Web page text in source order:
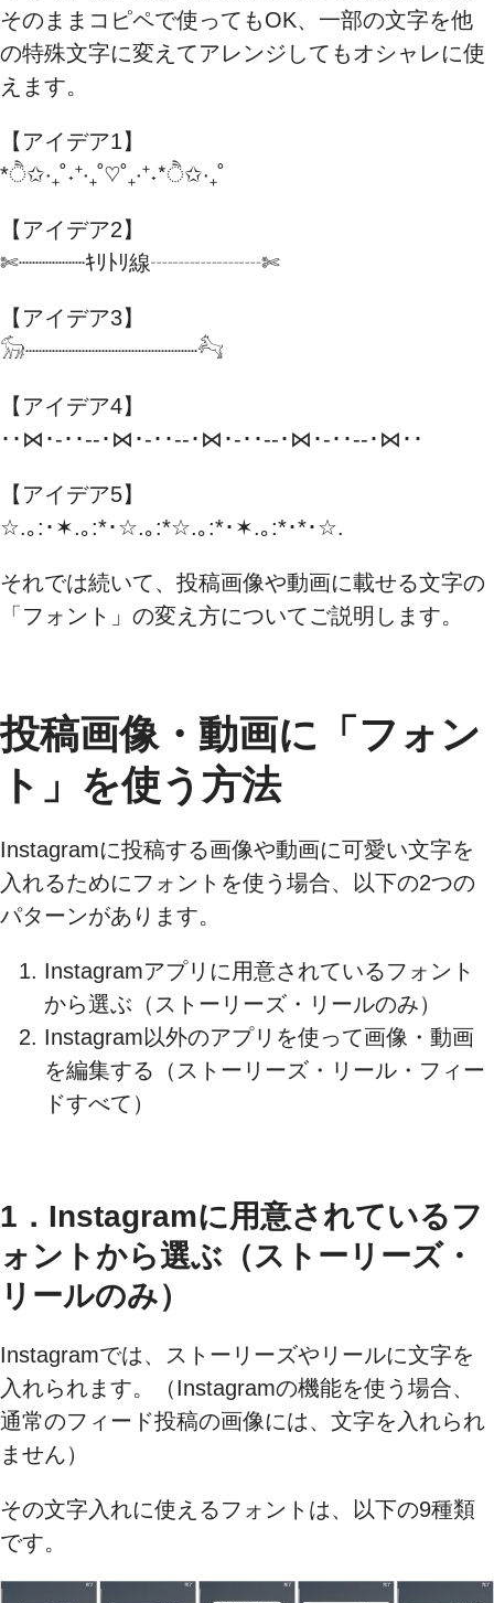
そのままコピペで使ってもOK、一部の文字を他
の特殊文字に変えてアレンジしてもオシャレに使
えます。
【アイデア1】
*ੈ✩‧₊˚˖⁺‧₊˚♡˚₊‧⁺˖*ੈ✩‧₊˚
【アイデア2】
✄┈┈┈┈┈ｷﾘﾄﾘ線┈┈┈┈┈✄
【アイデア3】
𓃘┈┈┈┈┈┈┈┈┈┈┈┈┈𓃚
【アイデア4】
･･⋈･-･･--･⋈･-･･--･⋈･-･･--･⋈･-･･--･⋈･･
【アイデア5】
☆.｡:･✶.｡:*･☆.｡:*☆.｡:*･✶.｡:*･*･☆.
それでは続いて、投稿画像や動画に載せる文字の
「フォント」の変え方についてご説明します。
投稿画像・動画に「フォン
ト」を使う方法
Instagramに投稿する画像や動画に可愛い文字を
入れるためにフォントを使う場合、以下の2つの
パターンがあります。
Instagramアプリに用意されているフォント
から選ぶ（ストーリーズ・リールのみ）
Instagram以外のアプリを使って画像・動画
を編集する（ストーリーズ・リール・フィー
ドすべて）
1．Instagramに用意されているフ
ォントから選ぶ（ストーリーズ・
リールのみ）
Instagramでは、ストーリーズやリールに文字を
入れられます。（Instagramの機能を使う場合、
通常のフィード投稿の画像には、文字を入れられ
ません）
その文字入れに使えるフォントは、以下の9種類
です。